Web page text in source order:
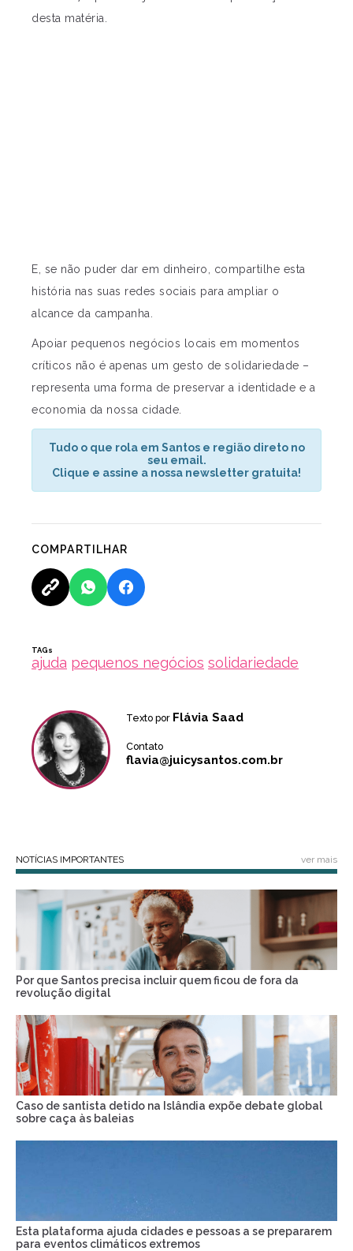
desta matéria.
E, se não puder dar em dinheiro, compartilhe esta
história nas suas redes sociais para ampliar o
alcance da campanha.
Apoiar pequenos negócios locais em momentos
críticos não é apenas um gesto de solidariedade –
representa uma forma de preservar a identidade e a
economia da nossa cidade.
Tudo o que rola em Santos e região direto no
seu email.
Clique e assine a nossa newsletter gratuita!
COMPARTILHAR
TAGs
ajuda pequenos negócios solidariedade
Texto por Flávia Saad
Contato
flavia@juicysantos.com.br
NOTÍCIAS IMPORTANTES ver mais
Por que Santos precisa incluir quem ficou de fora da
revolução digital
Caso de santista detido na Islândia expõe debate global
sobre caça às baleias
Esta plataforma ajuda cidades e pessoas a se prepararem
para eventos climáticos extremos